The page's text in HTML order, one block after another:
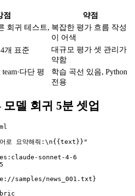
점 약점
회귀 테스트, 복잡한 평가 흐름 작성
이 어색
개 표준
대규모 평가 셋 관리가
약함
team·다단 평
학습 곡선 있음, Python
전용
델 회귀 5분 셋업
로 요약해줘:\n{{text}}"
sonnet-4-6
samples/news_001.txt}